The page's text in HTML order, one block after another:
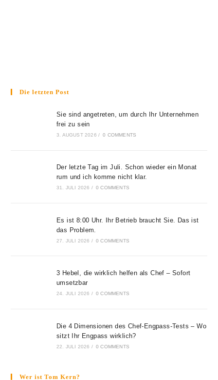
Die letzten Post
Sie sind angetreten, um durch Ihr Unternehmen
frei zu sein
3. AUGUST 2026 / 0 COMMENTS
Der letzte Tag im Juli. Schon wieder ein Monat
rum und ich komme nicht klar.
31. JULI 2026 / 0 COMMENTS
Es ist 8:00 Uhr. Ihr Betrieb braucht Sie. Das ist
das Problem.
27. JULI 2026 / 0 COMMENTS
3 Hebel, die wirklich helfen als Chef – Sofort
umsetzbar
24. JULI 2026 / 0 COMMENTS
Die 4 Dimensionen des Chef-Engpass-Tests – Wo
sitzt Ihr Engpass wirklich?
22. JULI 2026 / 0 COMMENTS
Wer ist Tom Kern?